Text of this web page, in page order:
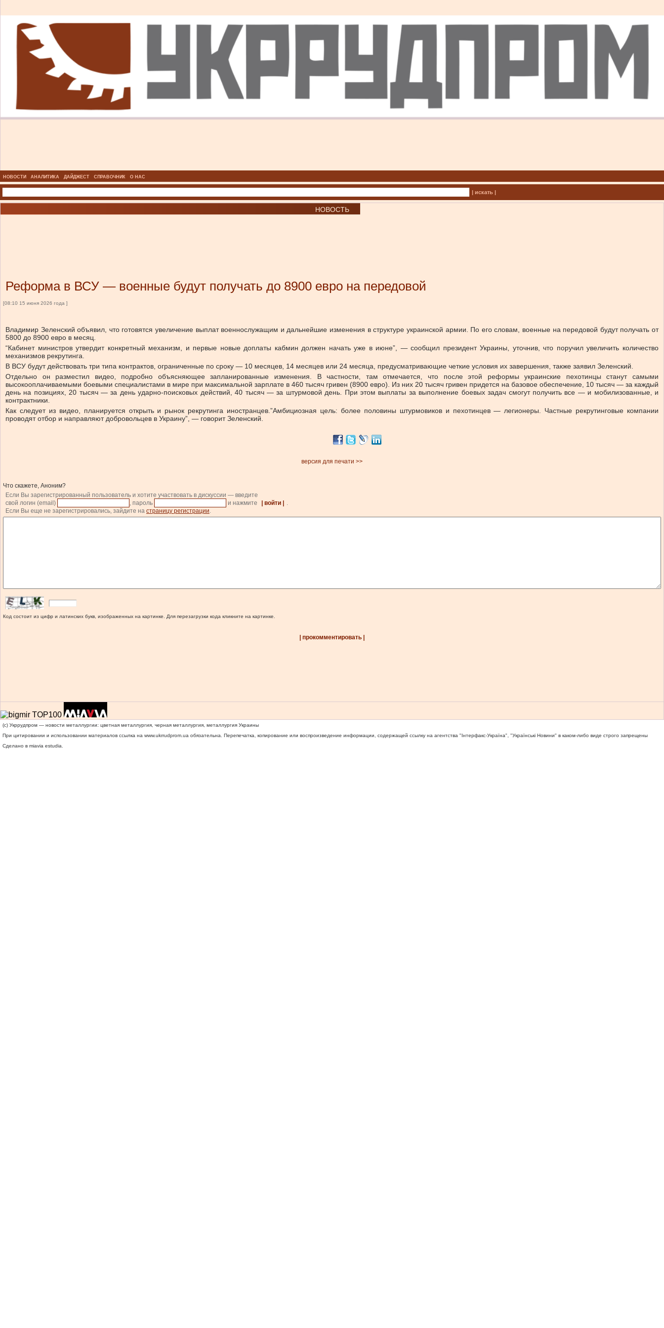
НОВОСТИ АНАЛИТИКА ДАЙДЖЕСТ СПРАВОЧНИК О НАС
| искать |
НОВОСТЬ
Реформа в ВСУ — военные будут получать до 8900 евро на передовой
[08:10 15 июня 2026 года ]
Владимир Зеленский объявил, что готовятся увеличение выплат военнослужащим и дальнейшие изменения в структуре украинской армии. По его словам, военные на передовой будут получать от
5800 до 8900 евро в месяц.
“Кабинет министров утвердит конкретный механизм, и первые новые доплаты кабмин должен начать уже в июне”, — сообщил президент Украины, уточнив, что поручил увеличить количество
механизмов рекрутинга.
В ВСУ будут действовать три типа контрактов, ограниченные по сроку — 10 месяцев, 14 месяцев или 24 месяца, предусматривающие четкие условия их завершения, также заявил Зеленский.
Отдельно он разместил видео, подробно объясняющее запланированные изменения. В частности, там отмечается, что после этой реформы украинские пехотинцы станут самыми
высокооплачиваемыми боевыми специалистами в мире при максимальной зарплате в 460 тысяч гривен (8900 евро). Из них 20 тысяч гривен придется на базовое обеспечение, 10 тысяч — за каждый
день на позициях, 20 тысяч — за день ударно-поисковых действий, 40 тысяч — за штурмовой день. При этом выплаты за выполнение боевых задач смогут получить все — и мобилизованные, и
контрактники.
Как следует из видео, планируется открыть и рынок рекрутинга иностранцев.”Амбициозная цель: более половины штурмовиков и пехотинцев — легионеры. Частные рекрутинговые компании
проводят отбор и направляют добровольцев в Украину”, — говорит Зеленский.
версия для печати >>
Что скажете, Аноним?
Если Вы зарегистрированный пользователь и хотите участвовать в дискуссии — введите
свой логин (email)
, пароль и нажмите | войти |
.
Если Вы еще не зарегистрировались, зайдите на страницу регистрации.
Код состоит из цифр и латинских букв, изображенных на картинке. Для перезагрузки кода кликните на картинке.
| прокомментировать |
(c) Укррудпром — новости металлургии: цветная металлургия, черная металлургия, металлургия Украины
При цитировании и использовании материалов ссылка на www.ukrrudprom.ua обязательна. Перепечатка, копирование или воспроизведение информации, содержащей ссылку на агентства "Iнтерфакс-Україна", "Українськi Новини" в каком-либо виде строго запрещены
Сделано в miavia estudia.